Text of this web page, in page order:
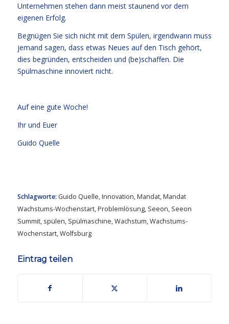
Unternehmen stehen dann meist staunend vor dem
eigenen Erfolg.
Begnügen Sie sich nicht mit dem Spülen, irgendwann muss
jemand sagen, dass etwas Neues auf den Tisch gehört,
dies begründen, entscheiden und (be)schaffen. Die
Spülmaschine innoviert nicht.
Auf eine gute Woche!
Ihr und Euer
Guido Quelle
Schlagworte: Guido Quelle,Innovation,Mandat,Mandat
Wachstums-Wochenstart,Problemlösung, Seeon, Seeon
Summit, spülen, Spülmaschine,Wachstum,Wachstums-
Wochenstart,Wolfsburg
Eintrag teilen